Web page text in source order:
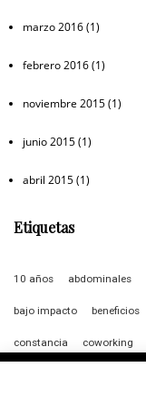
marzo 2016 (1)
febrero 2016 (1)
noviembre 2015 (1)
junio 2015 (1)
abril 2015 (1)
Etiquetas
10 años abdominales
bajo impacto beneficios
constancia coworking